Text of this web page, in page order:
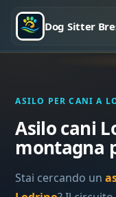
Dog Sitter
ASILO PER CANI A
Asilo cani
montagna
Stai cercando un